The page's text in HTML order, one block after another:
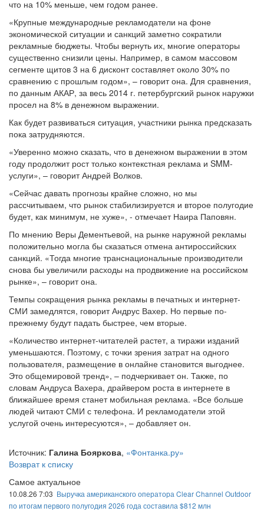
что на 10% меньше, чем годом ранее.
«Крупные международные рекламодатели на фоне
экономической ситуации и санкций заметно сократили
рекламные бюджеты. Чтобы вернуть их, многие операторы
существенно снизили цены. Например, в самом массовом
сегменте щитов 3 на 6 дисконт составляет около 30% по
сравнению с прошлым годом», – говорит она. Для сравнения,
по данным АКАР, за весь 2014 г. петербургский рынок наружки
просел на 8% в денежном выражении.
Как будет развиваться ситуация, участники рынка предсказать
пока затрудняются.
«Уверенно можно сказать, что в денежном выражении в этом
году продолжит рост только контекстная реклама и SMM-
услуги», – говорит Андрей Волков.
«Сейчас давать прогнозы крайне сложно, но мы
рассчитываем, что рынок стабилизируется и второе полугодие
будет, как минимум, не хуже», - отмечает Наира Паповян.
По мнению Веры Дементьевой, на рынке наружной рекламы
положительно могла бы сказаться отмена антироссийских
санкций. «Тогда многие транснациональные производители
снова бы увеличили расходы на продвижение на российском
рынке», – говорит она.
Темпы сокращения рынка рекламы в печатных и интернет-
СМИ замедлятся, говорит Андрус Вахер. Но первые по-
прежнему будут падать быстрее, чем вторые.
«Количество интернет-читателей растет, а тиражи изданий
уменьшаются. Поэтому, с точки зрения затрат на одного
пользователя, размещение в онлайне становится выгоднее.
Это общемировой тренд», – подчеркивает он. Также, по
словам Андруса Вахера, драйвером роста в интернете в
ближайшее время станет мобильная реклама. «Все больше
людей читают СМИ с телефона. И рекламодатели этой
услугой очень интересуются», – добавляет он.
Источник: Галина Бояркова, «Фонтанка.ру»
Возврат к списку
Самое актуальное
10.08.26 7:03 Выручка американского оператора Clear Channel Outdoor
по итогам первого полугодия 2026 года составила $812 млн